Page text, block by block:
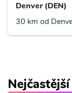
Denver (DEN)
30 km od